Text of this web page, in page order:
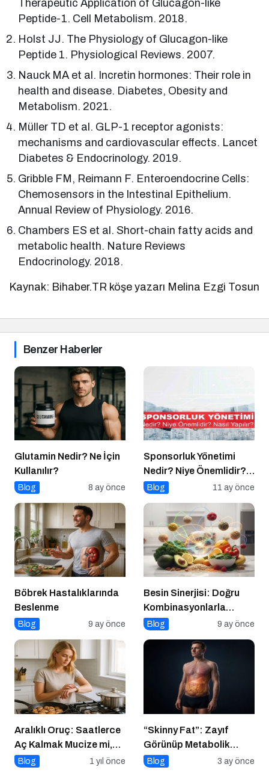
Therapeutic Application of Glucagon-like
Peptide-1. Cell Metabolism. 2018.
Holst JJ. The Physiology of Glucagon-like
Peptide 1. Physiological Reviews. 2007.
Nauck MA et al. Incretin hormones: Their role in
health and disease. Diabetes, Obesity and
Metabolism. 2021.
Müller TD et al. GLP-1 receptor agonists:
mechanisms and cardiovascular effects. Lancet
Diabetes & Endocrinology. 2019.
Gribble FM, Reimann F. Enteroendocrine Cells:
Chemosensors in the Intestinal Epithelium.
Annual Review of Physiology. 2016.
Chambers ES et al. Short-chain fatty acids and
metabolic health. Nature Reviews
Endocrinology. 2018.
Kaynak: Bihaber.TR köşe yazarı Melina Ezgi Tosun
Benzer Haberler
Glutamin Nedir? Ne İçin
Kullanılır?
Blog 8 ay önce
Sponsorluk Yönetimi
Nedir? Niye Önemlidir?
Nasıl Yapılır?
Blog 11 ay önce
Böbrek Hastalıklarında
Beslenme
Blog 9 ay önce
Besin Sinerjisi: Doğru
Kombinasyonlarla
Besinlerin Gücünü Artırın
Blog 9 ay önce
Aralıklı Oruç: Saatlerce
Aç Kalmak Mucize mi,
Geçici Bir Trend Mi?
Blog 1 yıl önce
“Skinny Fat”: Zayıf
Görünüp Metabolik
Olarak Riskli Olmak
Blog 3 ay önce